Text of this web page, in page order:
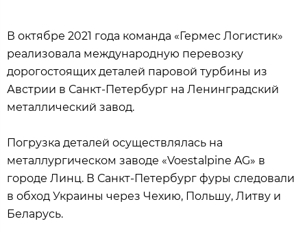
В октябре 2021 года команда «Гермес Логистик»
реализовала международную перевозку
дорогостоящих деталей паровой турбины из
Австрии в Санкт-Петербург на Ленинградский
металлический завод.
Погрузка деталей осуществлялась на
металлургическом заводе «Voestalpine AG» в
городе Линц. В Санкт-Петербург фуры следовали
в обход Украины через Чехию, Польшу, Литву и
Беларусь.